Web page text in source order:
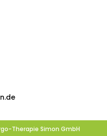
Therapie Simon GmbH